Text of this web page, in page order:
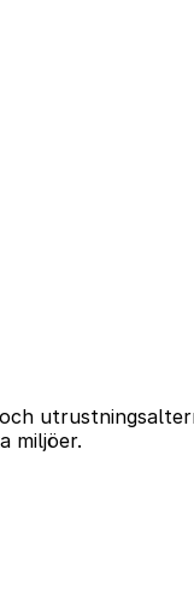
miljöer.